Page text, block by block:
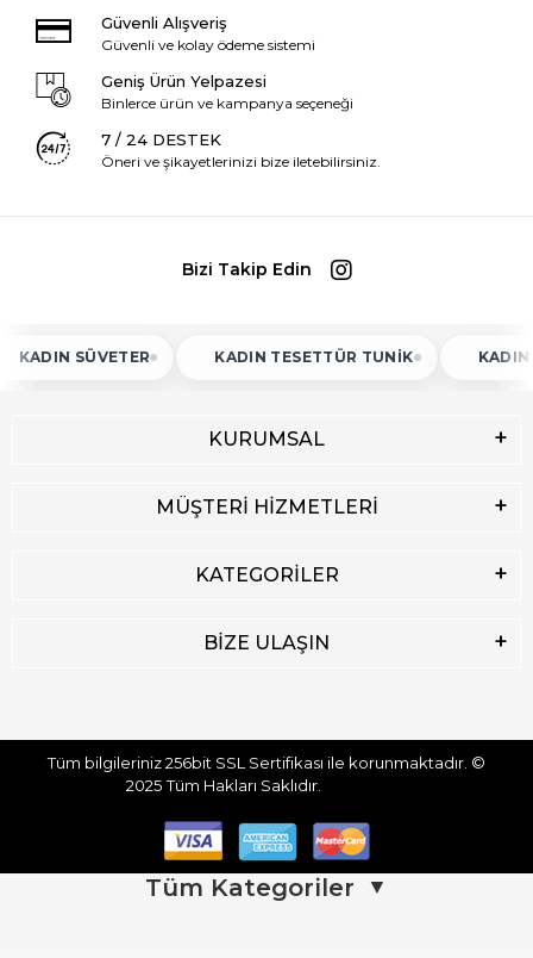
Güvenli Alışveriş
Güvenli ve kolay ödeme sistemi
Geniş Ürün Yelpazesi
Binlerce ürün ve kampanya seçeneği
7 / 24 DESTEK
Öneri ve şikayetlerinizi bize iletebilirsiniz.
Bizi Takip Edin
SÜVETER KADIN TESETTÜR TUNIK KADIN
KURUMSAL
MÜŞTERİ HİZMETLERİ
KATEGORİLER
BİZE ULAŞIN
Tüm bilgileriniz 256bit SSL Sertifikası ile korunmaktadır. ©
2025Tüm Hakları Saklıdır.
Tüm Kategoriler ▼